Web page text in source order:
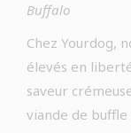
Buffalo
Chez Yourdog,
élevés en
saveur
viande de